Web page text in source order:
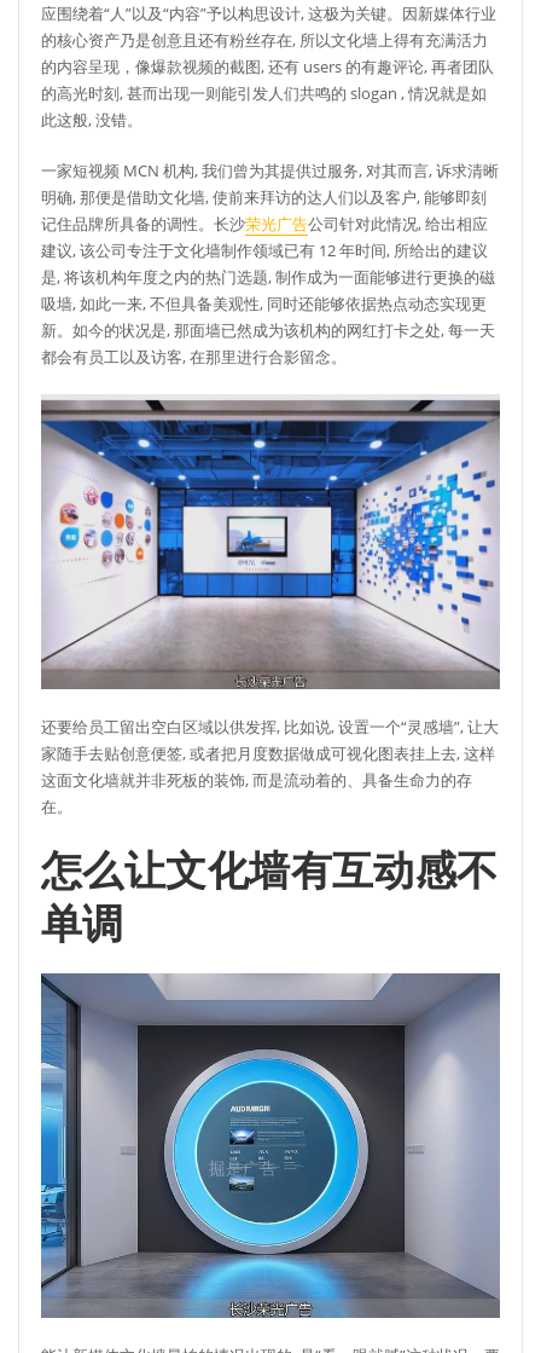
应围绕着“人”以及“内容”予以构思设计, 这极为关键。因新媒体行业
的核心资产乃是创意且还有粉丝存在, 所以文化墙上得有充满活力
的内容呈现，像爆款视频的截图, 还有 users 的有趣评论, 再者团队
的高光时刻, 甚而出现一则能引发人们共鸣的 slogan , 情况就是如
此这般, 没错。
一家短视频 MCN 机构, 我们曾为其提供过服务, 对其而言, 诉求清晰
明确, 那便是借助文化墙, 使前来拜访的达人们以及客户, 能够即刻
记住品牌所具备的调性。长沙荣光广告公司针对此情况, 给出相应
建议, 该公司专注于文化墙制作领域已有 12 年时间, 所给出的建议
是, 将该机构年度之内的热门选题, 制作成为一面能够进行更换的磁
吸墙, 如此一来, 不但具备美观性, 同时还能够依据热点动态实现更
新。如今的状况是, 那面墙已然成为该机构的网红打卡之处, 每一天
都会有员工以及访客, 在那里进行合影留念。
还要给员工留出空白区域以供发挥, 比如说, 设置一个“灵感墙”, 让大
家随手去贴创意便签, 或者把月度数据做成可视化图表挂上去, 这样
这面文化墙就并非死板的装饰, 而是流动着的、具备生命力的存
在。
怎么让文化墙有互动感不
单调